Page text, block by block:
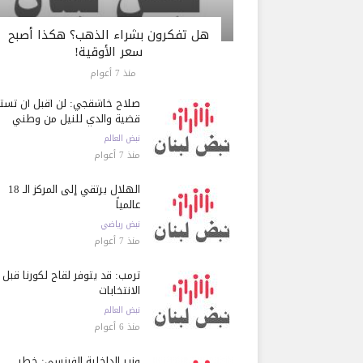
هل تفكرون بشراء الذهب؟ هكذا أصبح
سعر الأوقية!
منذ 7 أعوام
صلاح خاشقجي: لن أقبل أن
قضية والدي للنيل من وطني
نبض العالم
منذ 7 أعوام
الهلال يرتقي إلى المركز الـ 18
عالمياً
نبض رياضي
منذ 7 أعوام
ترمب: قد يتوفر لقاح لكورنا قبل
الانتخابات
نبض العالم
منذ 6 أعوام